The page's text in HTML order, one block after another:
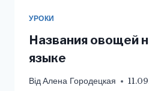
УРОКИ
Названия овощей
языке
ВідАлена Городецкая